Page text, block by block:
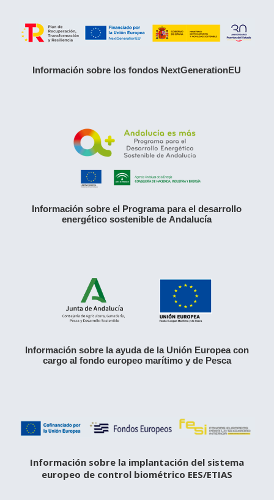
Información sobre los fondos NextGenerationEU
Información sobre el Programa para el desarrollo
energético sostenible de Andalucía
Información sobre la ayuda de la Unión Europea con
cargo al fondo europeo marítimo y de Pesca
Información sobre la implantación del sistema
europeo de control biométrico EES/ETIAS